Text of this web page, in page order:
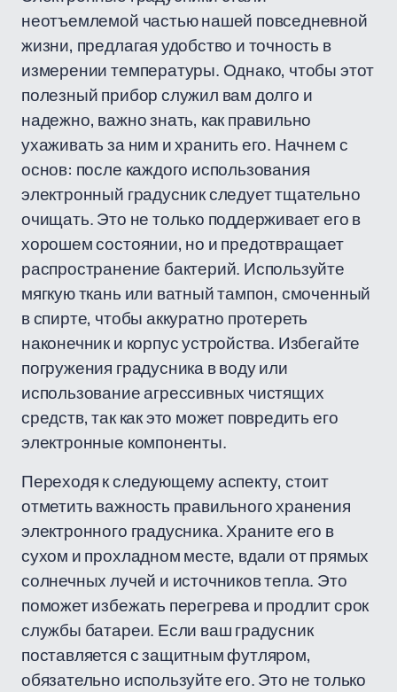
неотъемлемой частью нашей повседневной
жизни, предлагая удобство и точность в
измерении температуры. Однако, чтобы этот
полезный прибор служил вам долго и
надежно, важно знать, как правильно
ухаживать за ним и хранить его. Начнем с
основ: после каждого использования
электронный градусник следует тщательно
очищать. Это не только поддерживает его в
хорошем состоянии, но и предотвращает
распространение бактерий. Используйте
мягкую ткань или ватный тампон, смоченный
в спирте, чтобы аккуратно протереть
наконечник и корпус устройства. Избегайте
погружения градусника в воду или
использование агрессивных чистящих
средств, так как это может повредить его
электронные компоненты.
Переходя к следующему аспекту, стоит
отметить важность правильного хранения
электронного градусника. Храните его в
сухом и прохладном месте, вдали от прямых
солнечных лучей и источников тепла. Это
поможет избежать перегрева и продлит срок
службы батареи. Если ваш градусник
поставляется с защитным футляром,
обязательно используйте его. Это не только